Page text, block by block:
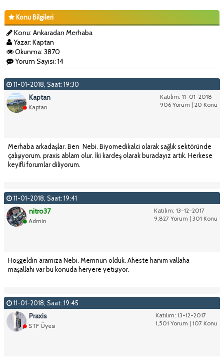
Konu Bilgileri
Konu: Ankaradan Merhaba
Yazar: Kaptan
Okunma: 3870
Yorum Sayısı: 14
11-01-2018, Saat: 19:30
Katılım: 11-01-2018
906 Yorum | 20 Konu
Kaptan
Kaptan
Merhaba arkadaşlar. Ben Nebi. Biyomedikalci olarak sağlık sektöründe
çalışıyorum. praxis ablam olur. İki kardeş olarak buradayız artık. Herkese
keyifli forumlar diliyorum.
11-01-2018, Saat: 19:41
Katılım: 13-12-2017
9,827 Yorum | 301 Konu
nitro37
Admin
Hoşgeldin aramıza Nebi. Memnun olduk. Aheste hanım vallaha
maşallahı var bu konuda heryere yetişiyor.
11-01-2018, Saat: 19:45
Katılım: 13-12-2017
1,501 Yorum | 107 Konu
Praxis
STF Üyesi